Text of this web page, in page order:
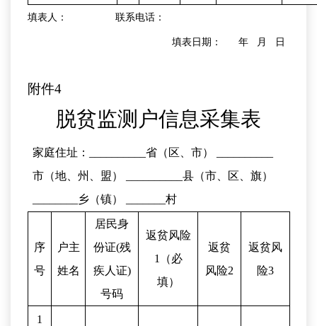
填表人： 联系电话：
填表日期： 年 月 日
附件4
脱贫监测户信息采集表
家庭住址： __________省（区、市）
市（地、州、盟）
__________县（市、区、旗）
乡（镇） _______村
序
号
户主
姓名
居民身
份证(残
疾人证)
号码
返贫风险
1
（必
填）
返贫
风险2
返贫风
险3
1